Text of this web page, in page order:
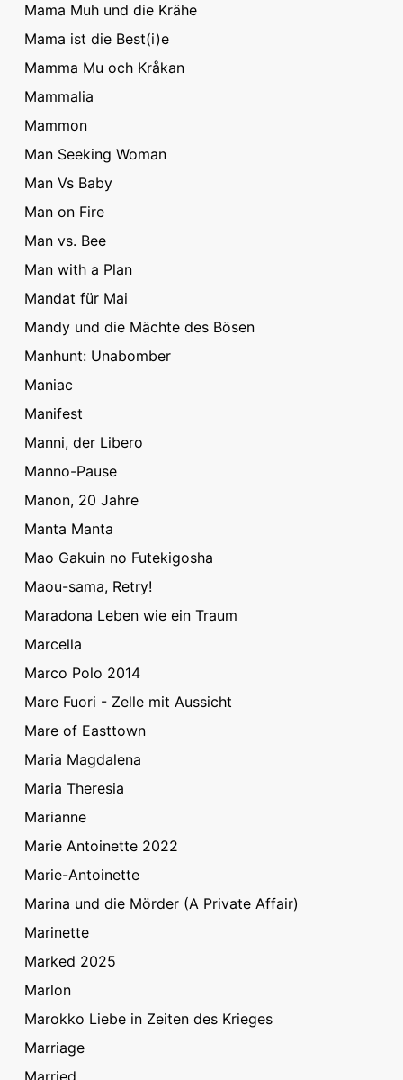
Mama Muh und die Krähe
Mama ist die Best(i)e
Mamma Mu och Kråkan
Mammalia
Mammon
Man Seeking Woman
Man Vs Baby
Man on Fire
Man vs. Bee
Man with a Plan
Mandat für Mai
Mandy und die Mächte des Bösen
Manhunt: Unabomber
Maniac
Manifest
Manni, der Libero
Manno-Pause
Manon, 20 Jahre
Manta Manta
Mao Gakuin no Futekigosha
Maou-sama, Retry!
Maradona Leben wie ein Traum
Marcella
Marco Polo 2014
Mare Fuori - Zelle mit Aussicht
Mare of Easttown
Maria Magdalena
Maria Theresia
Marianne
Marie Antoinette 2022
Marie-Antoinette
Marina und die Mörder (A Private Affair)
Marinette
Marked 2025
Marlon
Marokko Liebe in Zeiten des Krieges
Marriage
Married